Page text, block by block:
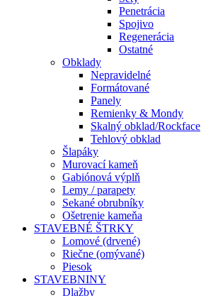
Penetrácia
Spojivo
Regenerácia
Ostatné
Obklady
Nepravidelné
Formátované
Panely
Remienky & Mondy
Skalný obklad/Rockface
Tehlový obklad
Šlapáky
Murovací kameň
Gabiónová výplň
Lemy / parapety
Sekané obrubníky
Ošetrenie kameňa
STAVEBNÉ ŠTRKY
Lomové (drvené)
Riečne (omývané)
Piesok
STAVEBNINY
Dlažby